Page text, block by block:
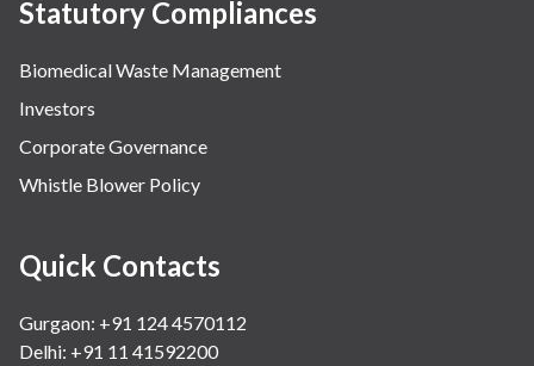
Statutory Compliances
Biomedical Waste Management
Investors
Corporate Governance
Whistle Blower Policy
Quick Contacts
Gurgaon: +91 124 4570112
Delhi: +91 11 41592200